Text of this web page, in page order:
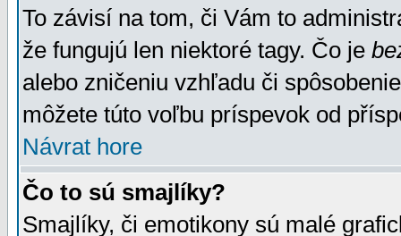
To závisí na tom, či Vám to
že fungujú len niektoré tagy. Čo je
alebo zničeniu vzhľadu či
môžete túto voľbu príspevok od
Návrat hore
Čo to sú smajlíky?
Smajlíky, či emotikony sú malé